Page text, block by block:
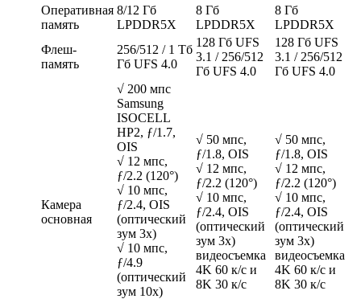
Оперативная
память
8/12 Гб
LPDDR5X
8 Гб
LPDDR5X
8 Гб
LPDDR5X
Флеш-
память
256/512 / 1 Тб
Гб UFS 4.0
128 Гб UFS
3.1 / 256/512
Гб UFS 4.0
128 Гб UFS
3.1 / 256/512
Гб UFS 4.0
Камера
основная
√ 200 мпс
Samsung
ISOCELL
HP2, ƒ/1.7,
OIS
√ 12 мпс,
ƒ/2.2 (120°)
√ 10 мпс,
ƒ/2.4, OIS
(оптический
зум 3x)
√ 10 мпс,
ƒ/4.9
(оптический
зум 10x)
√ 50 мпс,
ƒ/1.8, OIS
√ 12 мпс,
ƒ/2.2 (120°)
√ 10 мпс,
ƒ/2.4, OIS
(оптический
зум 3x)
видеосъемка
4K 60 к/с и
8K 30 к/с
√ 50 мпс,
ƒ/1.8, OIS
√ 12 мпс,
ƒ/2.2 (120°)
√ 10 мпс,
ƒ/2.4, OIS
(оптический
зум 3x)
видеосъемка
4K 60 к/с и
8K 30 к/с